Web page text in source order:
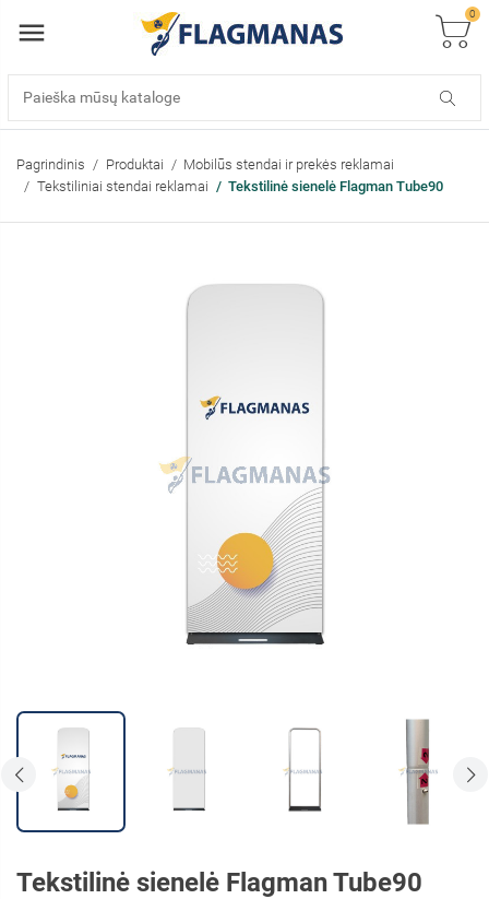
0
Pagrindinis Produktai
Mobilūs stendai ir prekės reklamai
Tekstiliniai stendai reklamai
Tekstilinė sienelė Flagman Tube90
Tekstilinė sienelė Flagman Tube90